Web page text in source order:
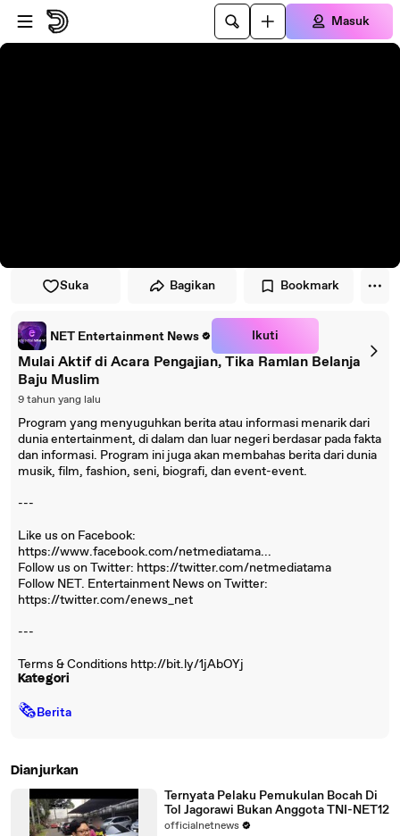
Lewati ke pemutar
Lewatkan ke konten utama
Masuk
Suka Bagikan Bookmark
NET Entertainment News Ikuti
Mulai Aktif di Acara Pengajian, Tika Ramlan Belanja
Baju Muslim
9 tahun yang lalu
Program yang menyuguhkan berita atau informasi menarik dari
dunia entertainment, di dalam dan luar negeri berdasar pada fakta
dan informasi. Program ini juga akan membahas berita dari dunia
musik, film, fashion, seni, biografi, dan event-event.
---
Like us on Facebook:
https://www.facebook.com/netmediatama...
Follow us on Twitter: https://twitter.com/netmediatama
Follow NET. Entertainment News on Twitter:
https://twitter.com/enews_net
---
Terms & Conditions http://bit.ly/1jAbOYj
Kategori
🗞Berita
Dianjurkan
Ternyata Pelaku Pemukulan Bocah Di
Tol Jagorawi Bukan Anggota TNI-NET12
officialnetnews